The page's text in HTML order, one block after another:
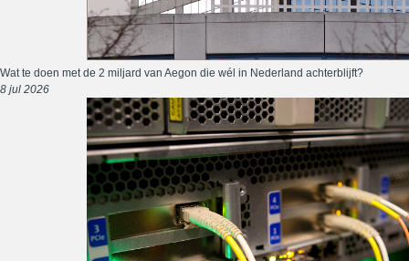
Wat te doen met de 2 miljard van Aegon die wél in Nederland achterblijft?
8 jul 2026